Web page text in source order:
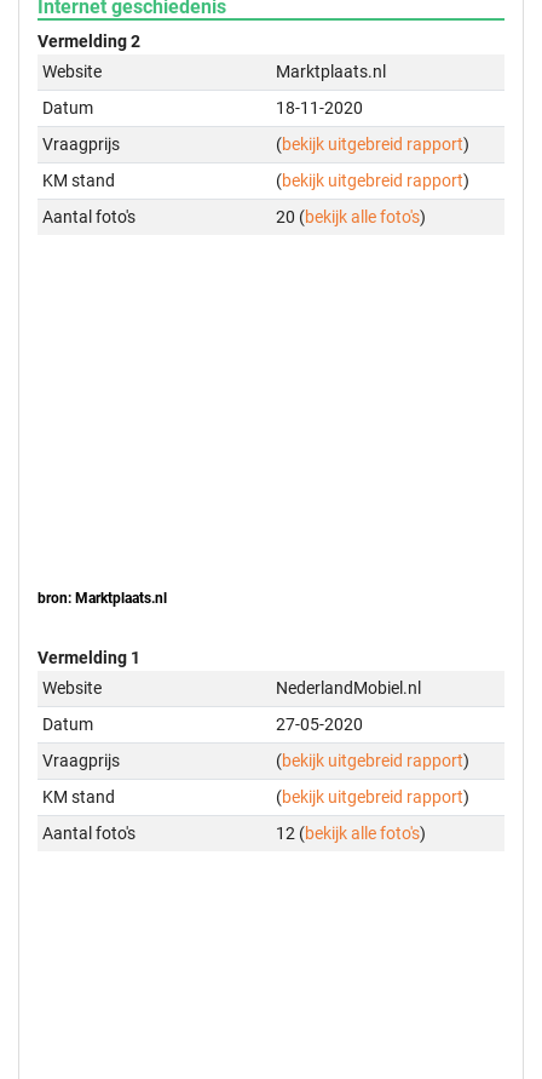
Internet geschiedenis
Vermelding 2
Website
Marktplaats.nl
Datum
18-11-2020
Vraagprijs
(bekijk uitgebreid rapport)
KM stand
(bekijk uitgebreid rapport)
Aantal foto's
20 (bekijk alle foto's)
bron: Marktplaats.nl
Vermelding 1
Website
NederlandMobiel.nl
Datum
27-05-2020
Vraagprijs
(bekijk uitgebreid rapport)
KM stand
(bekijk uitgebreid rapport)
Aantal foto's
12 (bekijk alle foto's)